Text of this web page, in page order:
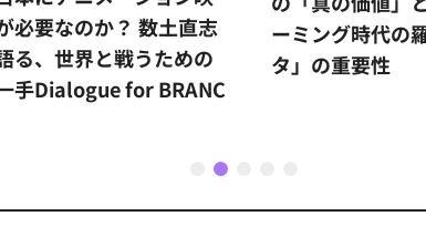
必要なのか？ 数土直志
る、世界と戦うための
手Dialogue for BRANC
ーミング時代の
タ」の重要性
1 2